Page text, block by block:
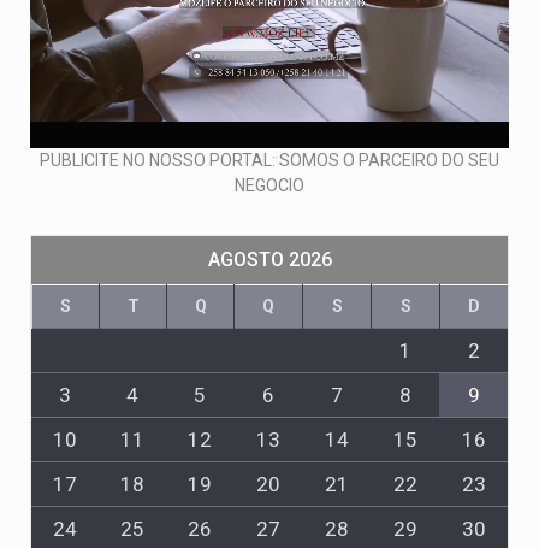
PUBLICITE NO NOSSO PORTAL: SOMOS O PARCEIRO DO SEU
NEGOCIO
AGOSTO 2026
S T Q Q S S D
1
2
3
4 5 6 7 8
9
10
11 12 13 14 15
16
17
18 19 20 21 22
23
24
25 26 27 28 29
30